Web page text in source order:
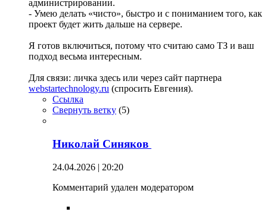
администрировании.
- Умею делать «чисто», быстро и с пониманием того, как
проект будет жить дальше на сервере.
Я готов включиться, потому что считаю само ТЗ и ваш
подход весьма интересным.
Для связи: личка здесь или через сайт партнера
webstartechnology.ru (спросить Евгения).
Ссылка
Свернуть ветку (5)
Николай Синяков
24.04.2026 | 20:20
Комментарий удален модератором